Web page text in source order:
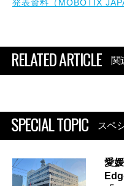
発表資料（MOBOTIX
RELATED ARTICLE 関
SPECIAL TOPIC スペ
愛